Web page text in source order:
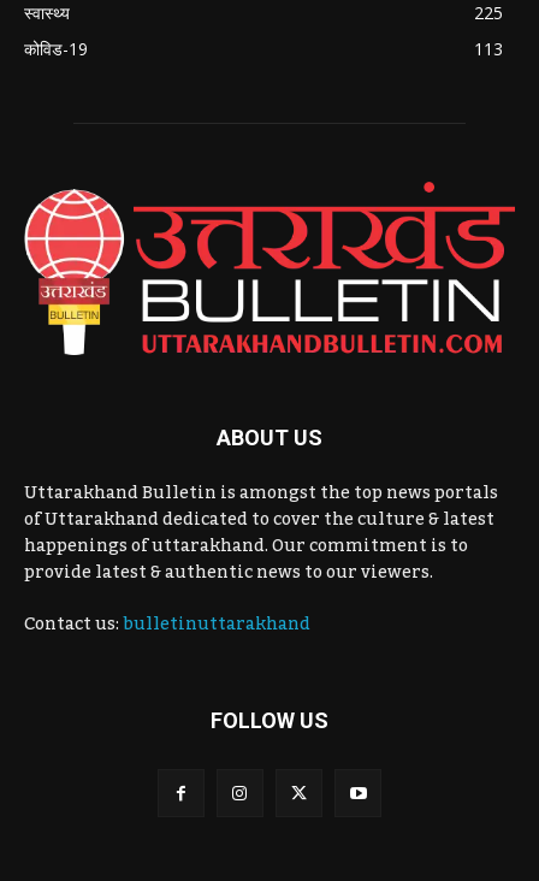
स्वास्थ्य
225
कोविड-19
113
ABOUT US
Uttarakhand Bulletin is amongst the top news portals
of Uttarakhand dedicated to cover the culture & latest
happenings of uttarakhand. Our commitment is to
provide latest & authentic news to our viewers.
Contact us:bulletinuttarakhand
FOLLOW US